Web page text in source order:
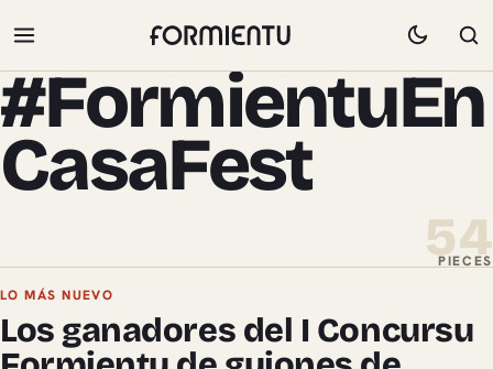
#FormientuEn
CasaFest
54
PIECES
Pieces de #FormientuEnCasaFest
LO MÁS NUEVO
Los ganadores del I Concursu